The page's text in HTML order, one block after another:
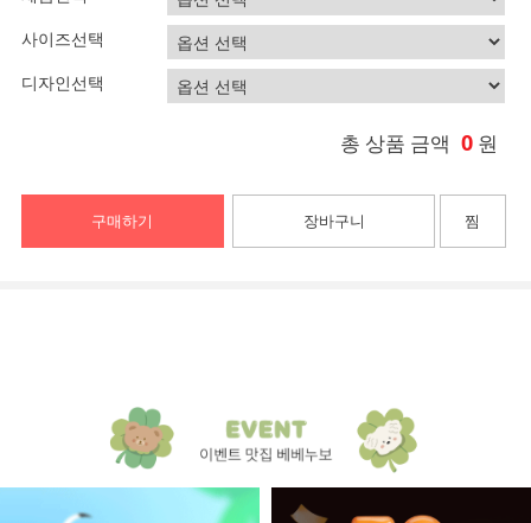
사이즈선택
디자인선택
총 상품 금액 0 원
구매하기 장바구니 찜